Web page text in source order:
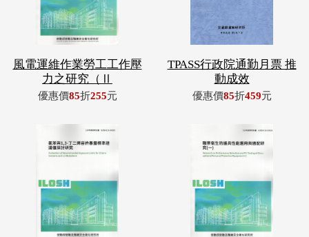
風電運維作業勞工工作壓
力之研究（Ⅱ
優惠價85折255元
TPASS行政院通勤月票 推
動成效
優惠價85折459元